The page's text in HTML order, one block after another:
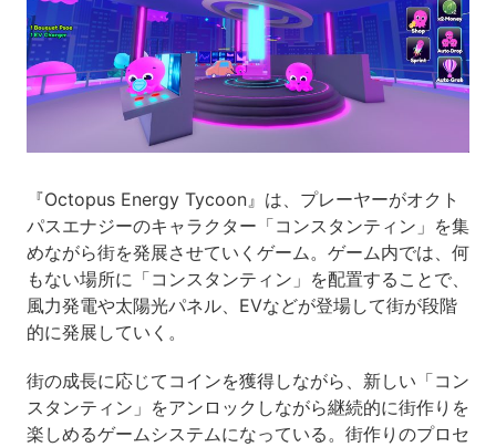
『Octopus Energy Tycoon』は、プレーヤーがオクト
パスエナジーのキャラクター「コンスタンティン」を集
めながら街を発展させていくゲーム。ゲーム内では、何
もない場所に「コンスタンティン」を配置することで、
風力発電や太陽光パネル、EVなどが登場して街が段階
的に発展していく。
街の成長に応じてコインを獲得しながら、新しい「コン
スタンティン」をアンロックしながら継続的に街作りを
楽しめるゲームシステムになっている。街作りのプロセ